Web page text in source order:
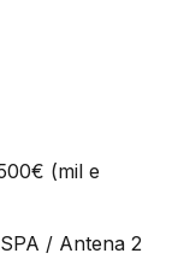
(mil e
/ Antena 2